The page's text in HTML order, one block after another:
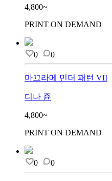
4,800~
PRINT ON DEMAND
0 0
마끄라메 민더 패턴 VII
디나 쥰
4,800~
PRINT ON DEMAND
0 0